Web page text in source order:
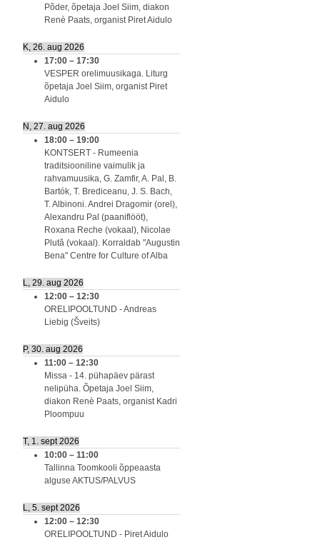
Põder, õpetaja Joel Siim, diakon
Renè Paats, organist Piret Aidulo
K, 26. aug 2026
17:00 – 17:30
VESPER orelimuusikaga. Liturg
õpetaja Joel Siim, organist Piret
Aidulo
N, 27. aug 2026
18:00 – 19:00
KONTSERT - Rumeenia
traditsiooniline vaimulik ja
rahvamuusika, G. Zamfir, A. Pal, B.
Bartók, T. Brediceanu, J. S. Bach,
T. Albinoni. Andrei Dragomir (orel),
Alexandru Pal (paaniflööt),
Roxana Reche (vokaal), Nicolae
Plută (vokaal). Korraldab "Augustin
Bena" Centre for Culture of Alba
L, 29. aug 2026
12:00 – 12:30
ORELIPOOLTUND - Andreas
Liebig (Šveits)
P, 30. aug 2026
11:00 – 12:30
Missa - 14. pühapäev pärast
nelipüha. Õpetaja Joel Siim,
diakon Renè Paats, organist Kadri
Ploompuu
T, 1. sept 2026
10:00 – 11:00
Tallinna Toomkooli õppeaasta
alguse AKTUS/PALVUS
L, 5. sept 2026
12:00 – 12:30
ORELIPOOLTUND - Piret Aidulo